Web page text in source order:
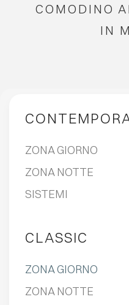
COMODINO
IN
ZONA GIORNO
ZONA NOTTE
SISTEMI
CLASSIC
ZONA GIORNO
ZONA NOTTE